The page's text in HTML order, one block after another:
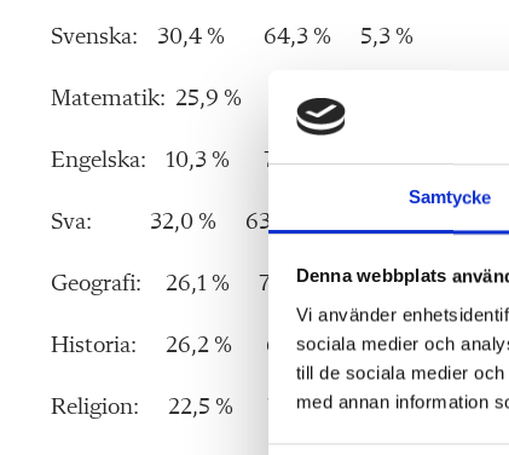
Samtycke
Denna webbplats
Vi använder
sociala medier och
till de sociala medier
med annan information
Svenska: 30,4 % 64,3 % 5,3 %
Matematik: 25,9 % 71,8 % 2,3 %
Engelska: 10,3 % 76,8 % 12,9 %
Sva: 32,0 % 63,7 % 4,3 %
Geografi: 26,1 % 70,5 % 3,4 %
Historia: 26,2 % 68,3 % 5,5 %
Religion: 22,5 % 72,7 % 4,8 %